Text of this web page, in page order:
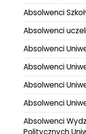
Absolwenci
Absolwenci
Absolwenci
Absolwenci
Absolwenci
Absolwenci
Absolwenci
Politycznych